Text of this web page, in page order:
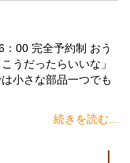
00 完全予約制 おう
うだったらいいな」
小さな部品一つでも
続きを読む...